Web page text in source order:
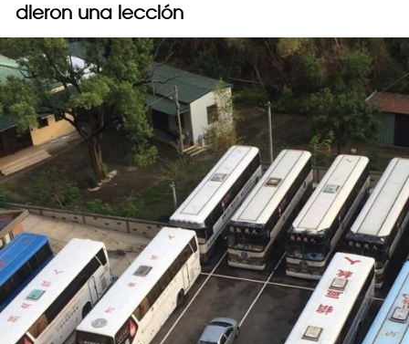
dieron una lección